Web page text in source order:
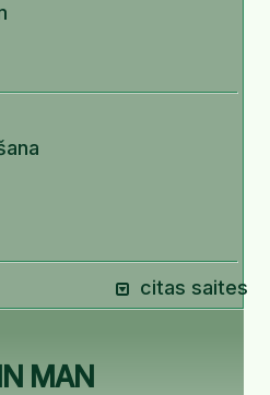
citas saites
MAN